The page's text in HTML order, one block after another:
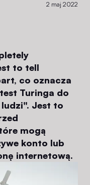
2 maj 2022
to tell
co oznacza
Turinga do
Jest to
mogą
konto lub
internetową.